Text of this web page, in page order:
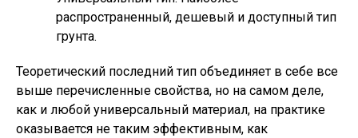
распространенный, дешевый и доступный тип
грунта.
Теоретический последний тип объединяет в себе все
выше перечисленные свойства, но на самом деле,
как и любой универсальный материал, на практике
оказывается не таким эффективным, как